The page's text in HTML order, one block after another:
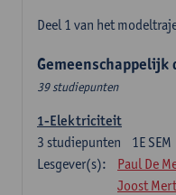
Deel 1 van het
Gemeenschappelijk
39 studiepunten
1-Elektriciteit
1E SEM
3 studiepunten
Lesgever(s):
Paul De
Joost